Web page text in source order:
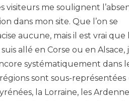
visiteurs me soulignent
dans mon site. Que l’on se
aucune, mais il est vrai que
allé en Corse ou en Alsace,
systématiquement dans
sont sous-
la Lorraine, les